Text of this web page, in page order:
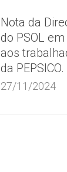
Nota da
do PSOL
aos
da PEPSICO.
27/11/2024